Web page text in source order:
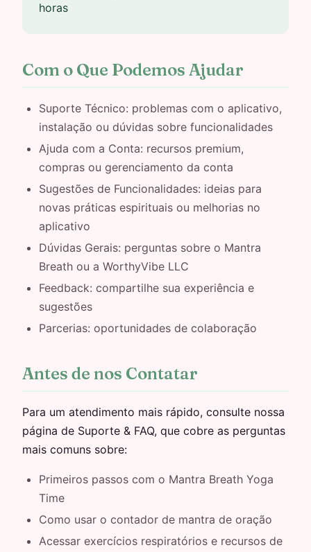
horas
Com o Que Podemos Ajudar
Suporte Técnico: problemas com o aplicativo,
instalação ou dúvidas sobre funcionalidades
Ajuda com a Conta: recursos premium,
compras ou gerenciamento da conta
Sugestões de Funcionalidades: ideias para
novas práticas espirituais ou melhorias no
aplicativo
Dúvidas Gerais: perguntas sobre o Mantra
Breath ou a WorthyVibe LLC
Feedback: compartilhe sua experiência e
sugestões
Parcerias: oportunidades de colaboração
Antes de nos Contatar
Para um atendimento mais rápido, consulte nossa
página de Suporte & FAQ, que cobre as perguntas
mais comuns sobre:
Primeiros passos com o Mantra Breath Yoga
Time
Como usar o contador de mantra de oração
Acessar exercícios respiratórios e recursos de